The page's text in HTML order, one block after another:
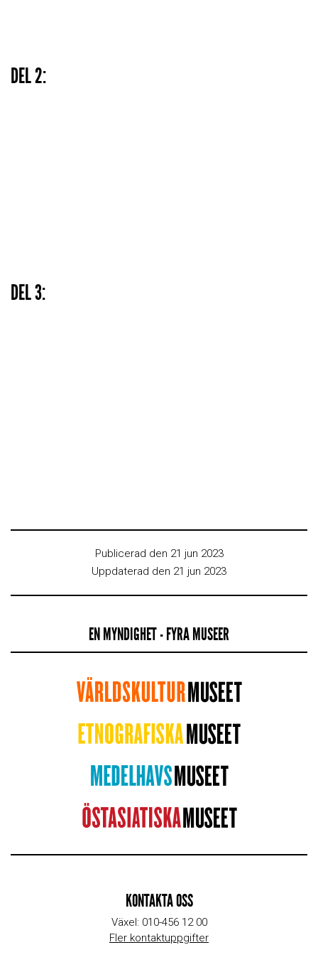
DEL 2:
DEL 3:
Publicerad den 21 jun 2023
Uppdaterad den 21 jun 2023
EN MYNDIGHET - FYRA MUSEER
KONTAKTA OSS
Växel: 010-456 12 00
Fler kontaktuppgifter